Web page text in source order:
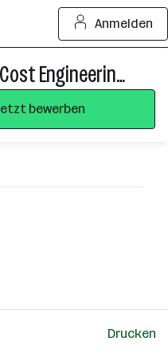
Anmelden
Strategischer Einkauf / Cost Engineering (m/w/d)
bewerben
Drucken